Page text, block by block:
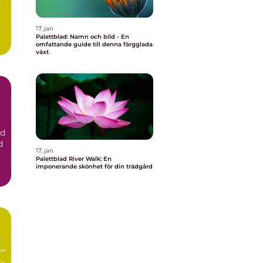
17. jan
Palettblad: Namn och bild - En
omfattande guide till denna färgglada
växt
17. jan
Palettblad River Walk: En
imponerande skönhet för din trädgård